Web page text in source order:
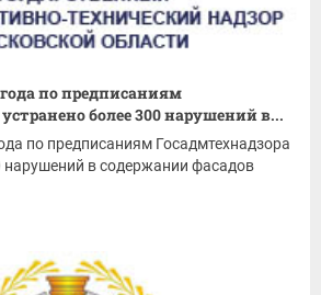
по предписаниям
более 300 нарушений в...
по предписаниям Госадмтехнадзора
нарушений в содержании фасадов